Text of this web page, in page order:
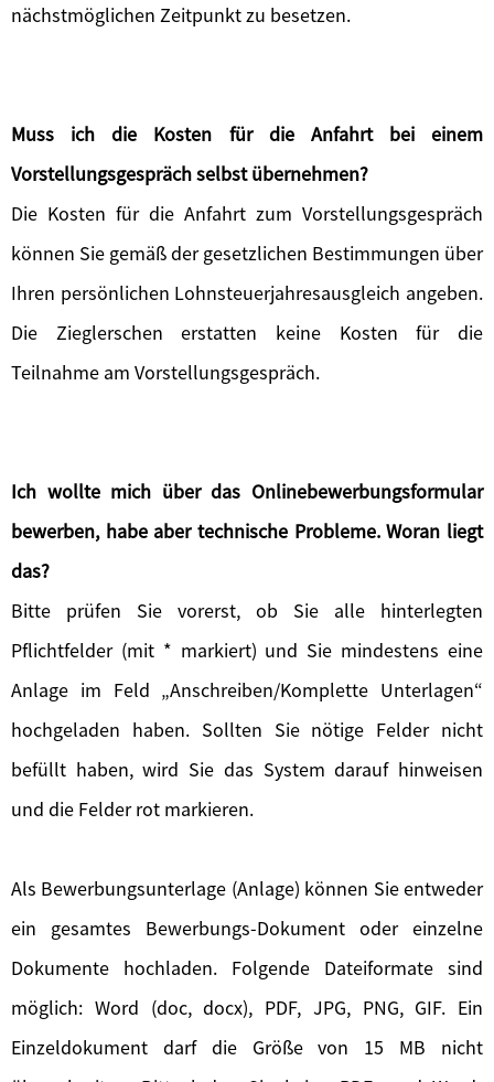
nächstmöglichen Zeitpunkt zu besetzen.
Muss ich die Kosten für die Anfahrt bei einem
Vorstellungsgespräch selbst übernehmen?
Die Kosten für die Anfahrt zum Vorstellungsgespräch
können Sie gemäß der gesetzlichen Bestimmungen über
Ihren persönlichen Lohnsteuerjahresausgleich angeben.
Die Zieglerschen erstatten keine Kosten für die
Teilnahme am Vorstellungsgespräch.
Ich wollte mich über das Onlinebewerbungsformular
bewerben, habe aber technische Probleme. Woran liegt
das?
Bitte prüfen Sie vorerst, ob Sie alle hinterlegten
Pflichtfelder (mit * markiert) und Sie mindestens eine
Anlage im Feld „Anschreiben/Komplette Unterlagen“
hochgeladen haben. Sollten Sie nötige Felder nicht
befüllt haben, wird Sie das System darauf hinweisen
und die Felder rot markieren.
Als Bewerbungsunterlage (Anlage) können Sie entweder
ein gesamtes Bewerbungs-Dokument oder einzelne
Dokumente hochladen. Folgende Dateiformate sind
möglich: Word (doc, docx), PDF, JPG, PNG, GIF. Ein
Einzeldokument darf die Größe von 15 MB nicht